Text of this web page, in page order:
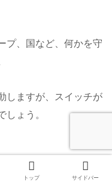
プ、国など、何かを守
しますが、スイッチが
しょう。
トップ サイドバー